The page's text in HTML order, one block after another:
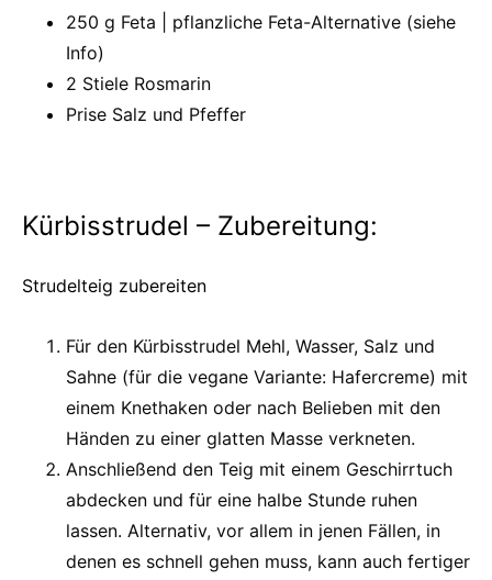
250 g Feta | pflanzliche Feta-Alternative (siehe
Info)
2 Stiele Rosmarin
Prise Salz und Pfeffer
Kürbisstrudel – Zubereitung:
Strudelteig zubereiten
Für den Kürbisstrudel Mehl, Wasser, Salz und
Sahne (für die vegane Variante: Hafercreme) mit
einem Knethaken oder nach Belieben mit den
Händen zu einer glatten Masse verkneten.
Anschließend den Teig mit einem Geschirrtuch
abdecken und für eine halbe Stunde ruhen
lassen. Alternativ, vor allem in jenen Fällen, in
denen es schnell gehen muss, kann auch fertiger